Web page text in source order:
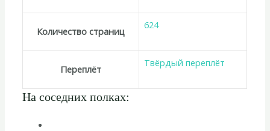
Количество страниц
624
Переплёт
Твёрдый переплёт
На соседних полках: